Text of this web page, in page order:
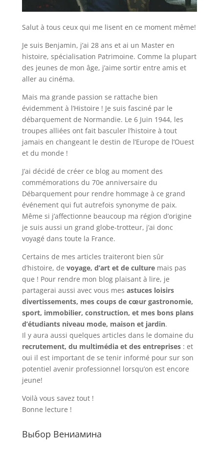
Salut à tous ceux qui me lisent en ce moment même!
Je suis Benjamin, j’ai 28 ans et ai un Master en
histoire, spécialisation Patrimoine. Comme la plupart
des jeunes de mon âge, j’aime sortir entre amis et
aller au cinéma.
Mais ma grande passion se rattache bien
évidemment à l’Histoire ! Je suis fasciné par le
débarquement de Normandie. Le 6 Juin 1944, les
troupes alliées ont fait basculer l’histoire à tout
jamais en changeant le destin de l’Europe de l’Ouest
et du monde !
J’ai décidé de créer ce blog au moment des
commémorations du 70e anniversaire du
Débarquement pour rendre hommage à ce grand
événement qui fut autrefois synonyme de paix.
Même si j’affectionne beaucoup ma région d’origine
je suis aussi un grand globe-trotteur, j’ai donc
voyagé dans toute la France.
Certains de mes articles traiteront bien sûr
d’histoire, de voyage, d’art et de culturemais pas
que ! Pour rendre mon blog plaisant à lire, je
partagerai aussi avec vous mes astuces loisirs
divertissements, mes coups de cœur gastronomie,
sport, immobilier, construction, et mes bons plans
d’étudiants niveau mode, maison et jardin.
Il y aura aussi quelques articles dans le domaine du
recrutement, du multimédia et des entreprises: et
oui il est important de se tenir informé pour sur son
potentiel avenir professionnel lorsqu’on est encore
jeune!
Voilà vous savez tout !
Bonne lecture !
Выбор Вениамина